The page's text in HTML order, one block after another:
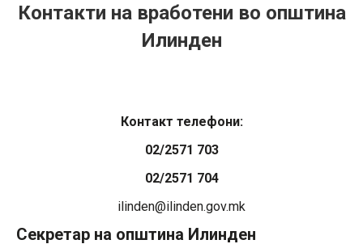
Контакти на вработени во општина
Илинден
Контакт телефони:
02/2571 703
02/2571 704
ilinden@ilinden.gov.mk
Секретар на општина Илинден